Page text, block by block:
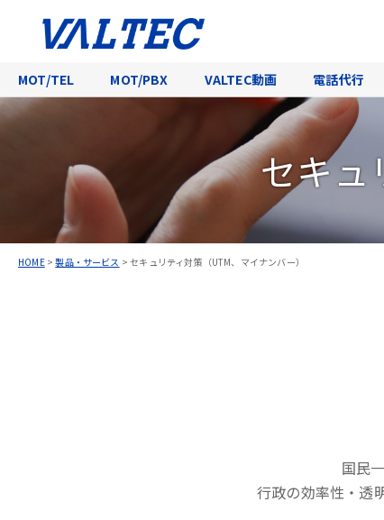
MOT/TEL MOT/PBX VALTEC動画 電話代行
HOME>製品・サービス >セキュリティ対策（UTM、マイナンバー）
セキュ
国民
行政の効率性・透